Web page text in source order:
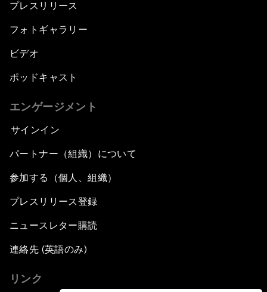
プレスリリース
フォトギャラリー
ビデオ
ポッドキャスト
エンゲージメント
サインイン
パートナー（組織）について
参加する（個人、組織）
プレスリリース登録
ニュースレター購読
連絡先 (英語のみ)
リンク